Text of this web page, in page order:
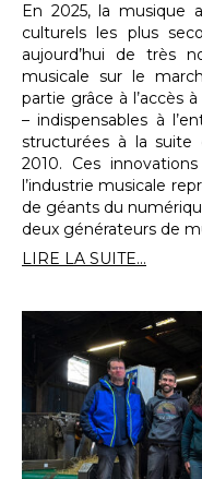
En 2025, la musique
culturels les plus
aujourd’hui de très
musicale sur le
partie grâce à l’accès
– indispensables à
structurées à la suite
2010. Ces
l’industrie musicale
de géants du
deux générateurs de
LIRE LA SUITE...